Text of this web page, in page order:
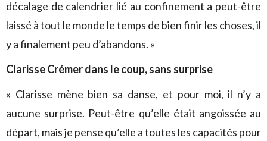
décalage de calendrier lié au confinement a peut-être
laissé à tout le monde le temps de bien finir les choses, il
y a finalement peu d’abandons. »
Clarisse Crémer dans le coup, sans surprise
« Clarisse mène bien sa danse, et pour moi, il n’y a
aucune surprise. Peut-être qu’elle était angoissée au
départ, mais je pense qu’elle a toutes les capacités pour